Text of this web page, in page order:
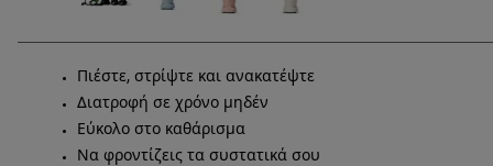
Πιέστε, στρίψτε και ανακατέψτε
Διατροφή σε χρόνο μηδέν
Εύκολο στο καθάρισμα
Να φροντίζεις τα συστατικά σου